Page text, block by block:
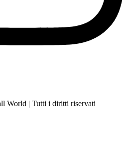
World | Tutti i diritti riservati